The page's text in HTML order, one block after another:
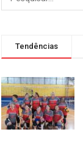
Tendências